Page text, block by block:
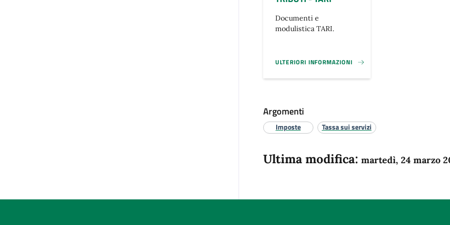
Documenti e
modulistica TARI.
ULTERIORI INFORMAZIONI
TRIBUTI - TARI}
Argomenti
Imposte Tassa sui servizi
Ultima modifica: martedì, 24 marzo